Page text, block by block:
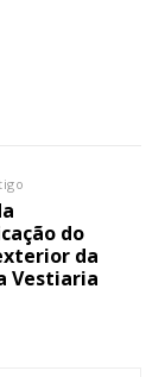
do
da
Vestiaria